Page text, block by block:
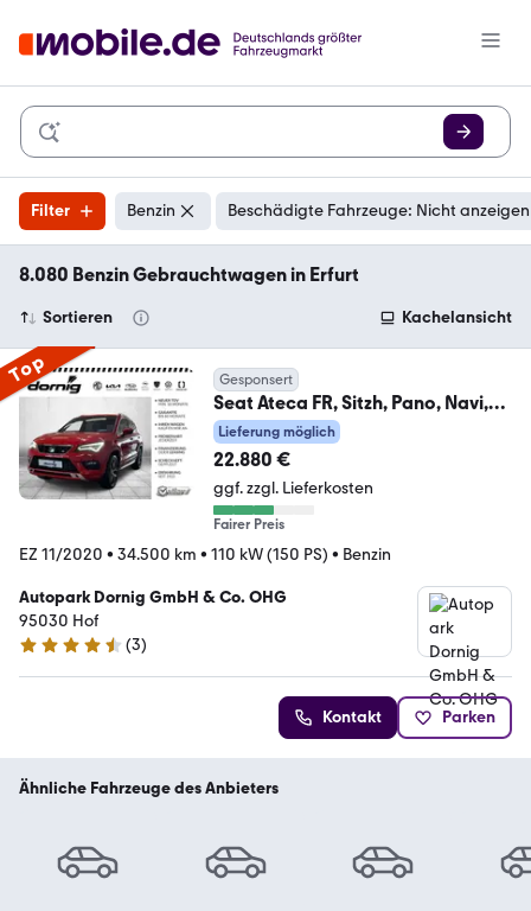
Filter Benzin Beschädigte Fahrzeuge: Nicht anzeigen
8.080 Benzin Gebrauchtwagen in Erfurt
Sortieren Kachelansicht
Top Gesponsert
Seat Ateca FR, Sitzh, Pano, Navi,
360 Grad, ACC
Lieferung möglich
22.880 €
ggf. zzgl. Lieferkosten
Fairer Preis
EZ 11/2020 • 34.500 km • 110 kW (150 PS) • Benzin
Autopark Dornig GmbH & Co. OHG
95030 Hof
4.7 Sterne
(3)
Kontakt Parken
Ähnliche Fahrzeuge des Anbieters